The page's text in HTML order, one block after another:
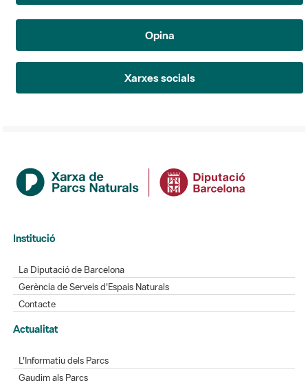
Opina
Xarxes socials
Institució
La Diputació de Barcelona
Gerència de Serveis d'Espais Naturals
Contacte
Actualitat
L'Informatiu dels Parcs
Gaudim als Parcs